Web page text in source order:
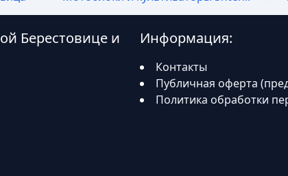
Берестовице и
Информация:
Контакты
Публичная оферта
Политика обработки